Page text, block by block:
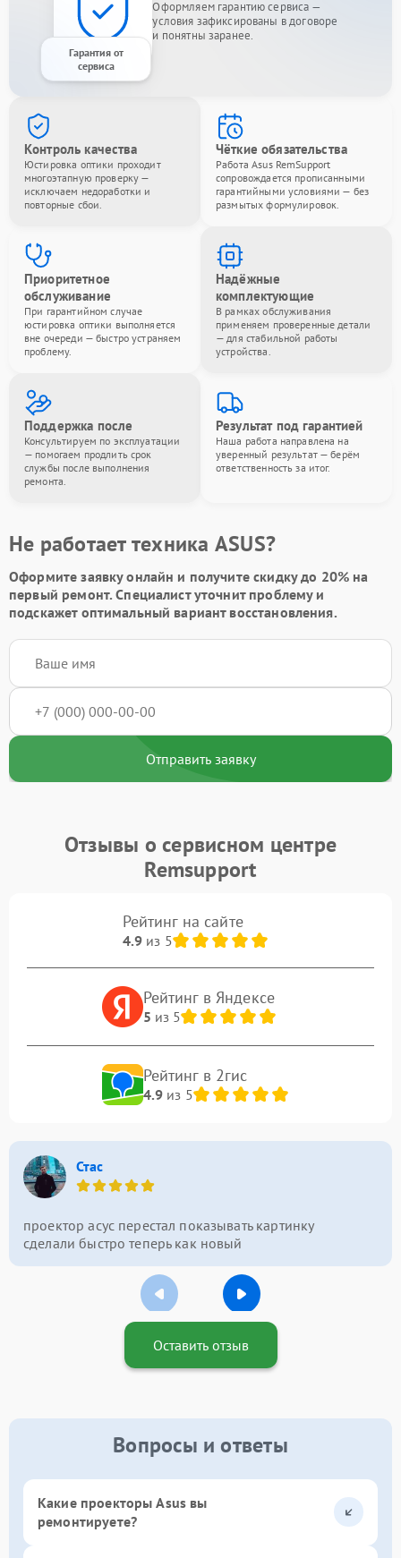
Гарантия от
сервиса
Оформляем гарантию сервиса —
условия зафиксированы в договоре
и понятны заранее.
Контроль качества
Юстировка оптики проходит
многоэтапную проверку —
исключаем недоработки и
повторные сбои.
Чёткие обязательства
Работа Asus RemSupport
сопровождается прописанными
гарантийными условиями — без
размытых формулировок.
Приоритетное
обслуживание
При гарантийном случае
юстировка оптики выполняется
вне очереди — быстро устраняем
проблему.
Надёжные
комплектующие
В рамках обслуживания
применяем проверенные детали
— для стабильной работы
устройства.
Поддержка после
Консультируем по эксплуатации
— помогаем продлить срок
службы после выполнения
ремонта.
Результат под гарантией
Наша работа направлена на
уверенный результат — берём
ответственность за итог.
Не работает техника ASUS?
Оформите заявку онлайн и получитескидку до 20% на
первый ремонт. Специалист уточнит проблему и
подскажет оптимальный вариант восстановления.
Отправить заявку
Отзывы о сервисном центре
Remsupport
Рейтинг на сайте
4.9из 5
Рейтинг в Яндексе
5 из 5
Рейтинг в 2гис
4.9из 5
Стас
проектор асус перестал показывать картинку
сделали быстро теперь как новый
Оставить отзыв
Вопросы и ответы
Какие проекторы Asus вы
ремонтируете?